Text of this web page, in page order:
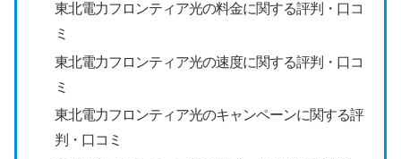
東北電力フロンティア光の料金に関する評判・口コ
ミ
東北電力フロンティア光の速度に関する評判・口コ
ミ
東北電力フロンティア光のキャンペーンに関する評
判・口コミ